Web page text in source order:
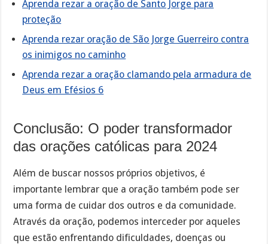
Aprenda rezar a oração de Santo Jorge para
proteção
Aprenda rezar oração de São Jorge Guerreiro contra
os inimigos no caminho
Aprenda rezar a oração clamando pela armadura de
Deus em Efésios 6
Conclusão: O poder transformador
das orações católicas para 2024
Além de buscar nossos próprios objetivos, é
importante lembrar que a oração também pode ser
uma forma de cuidar dos outros e da comunidade.
Através da oração, podemos interceder por aqueles
que estão enfrentando dificuldades, doenças ou